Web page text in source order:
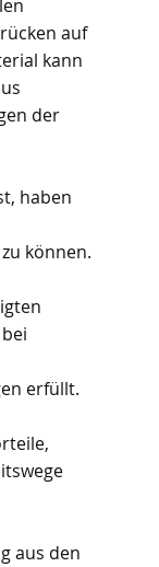
auf
kann
der
haben
können.
erfüllt.
aus den